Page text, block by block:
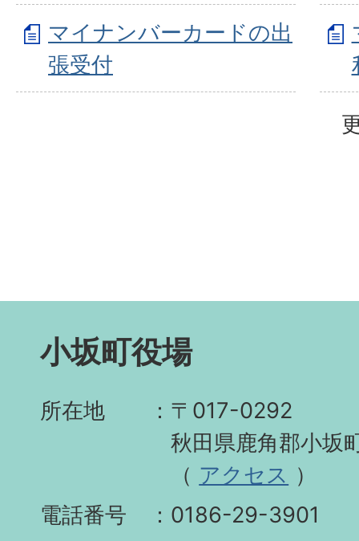
マイナンバーカードの出
張受付
小坂町役場
所在地
〒017-0292
秋田県鹿角郡小坂
（ アクセス ）
電話番号
0186-29-3901